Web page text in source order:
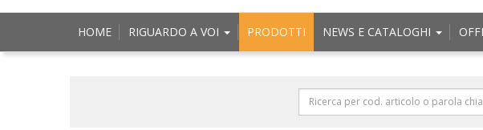
HOME RIGUARDO A VOI PRODOTTI NEWS E CATALOGHI